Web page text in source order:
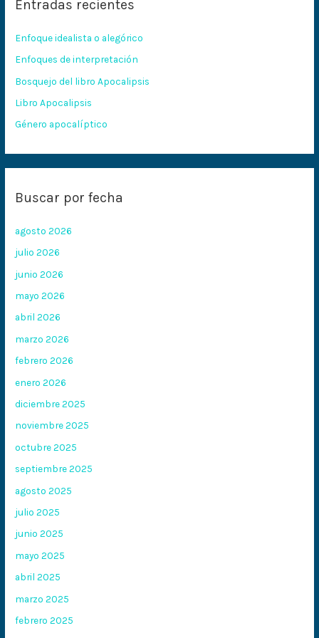
a
p
o
r
:
Entradas recientes
Enfoque idealista o alegórico
Enfoques de interpretación
Bosquejo del libro Apocalipsis
Libro Apocalipsis
Género apocalíptico
Buscar por fecha
agosto 2026
julio 2026
junio 2026
mayo 2026
abril 2026
marzo 2026
febrero 2026
enero 2026
diciembre 2025
noviembre 2025
octubre 2025
septiembre 2025
agosto 2025
julio 2025
junio 2025
mayo 2025
abril 2025
marzo 2025
febrero 2025